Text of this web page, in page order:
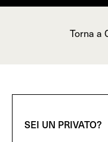
Torna a
SEI UN PRIVATO?